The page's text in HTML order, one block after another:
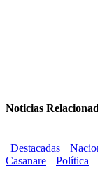
Noticias
Destacadas
Casanare
Política